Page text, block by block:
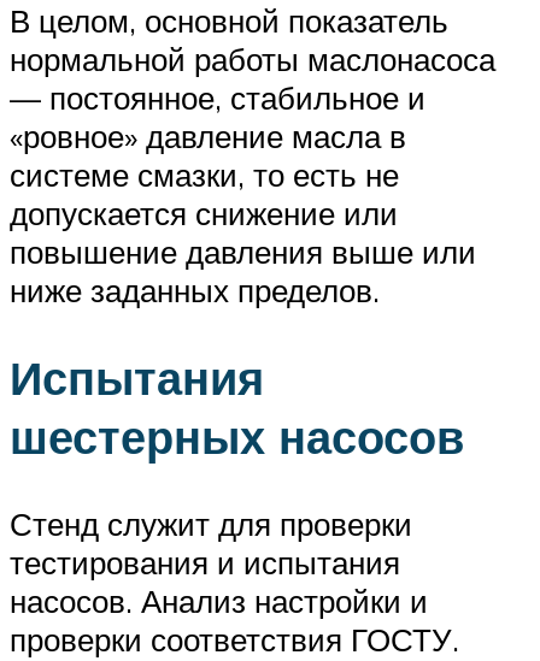
В целом, основной показатель
нормальной работы маслонасоса
— постоянное, стабильное и
«ровное» давление масла в
системе смазки, то есть не
допускается снижение или
повышение давления выше или
ниже заданных пределов.
Испытания
шестерных насосов
Стенд служит для проверки
тестирования и испытания
насосов. Анализ настройки и
проверки соответствия ГОСТУ.